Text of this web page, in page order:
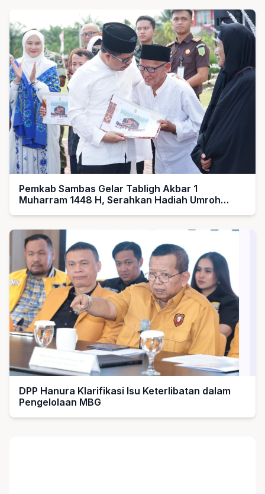
Pemkab Sambas Gelar Tabligh Akbar 1
Muharram 1448 H, Serahkan Hadiah Umroh
DPP Hanura Klarifikasi Isu Keterlibatan dalam
Pengelolaan MBG